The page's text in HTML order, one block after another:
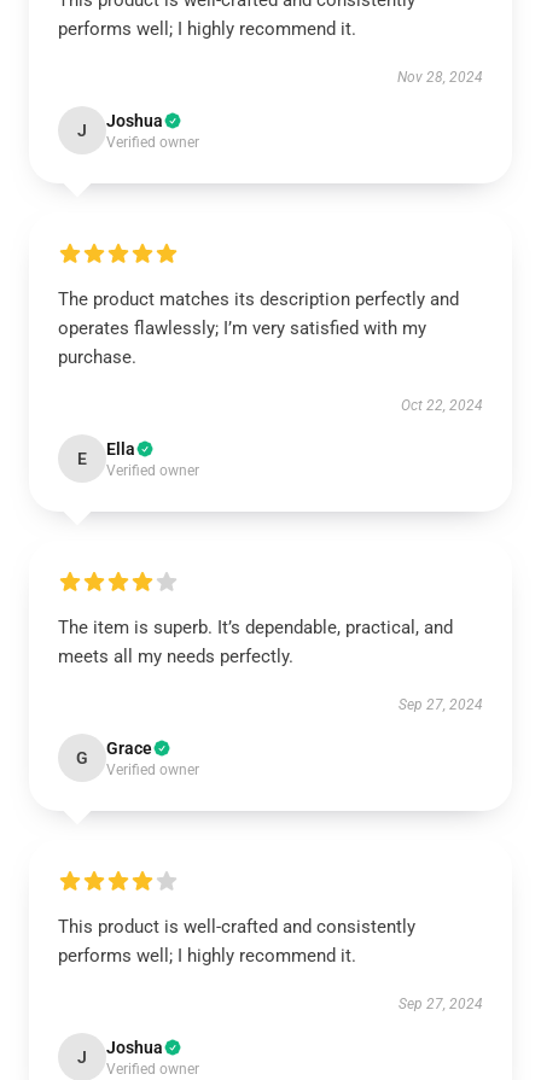
performs well; I highly recommend it.
Nov 28, 2024
J Joshua
Verified owner
The product matches its description perfectly and
operates flawlessly; I’m very satisfied with my
purchase.
Oct 22, 2024
E Ella
Verified owner
The item is superb. It’s dependable, practical, and
meets all my needs perfectly.
Sep 27, 2024
G Grace
Verified owner
This product is well-crafted and consistently
performs well; I highly recommend it.
Sep 27, 2024
J Joshua
Verified owner